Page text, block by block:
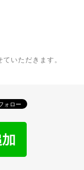
いただきます。